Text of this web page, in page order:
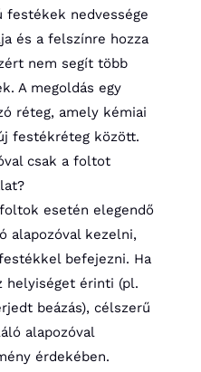
festékek nedvessége
és a felszínre hozza
nem segít több
A megoldás egy
réteg, amely kémiai
festékréteg között.
csak a foltot
esetén elegendő
alapozóval kezelni,
befejezni. Ha
helyiséget érinti (pl.
beázás), célszerű
alapozóval
érdekében.